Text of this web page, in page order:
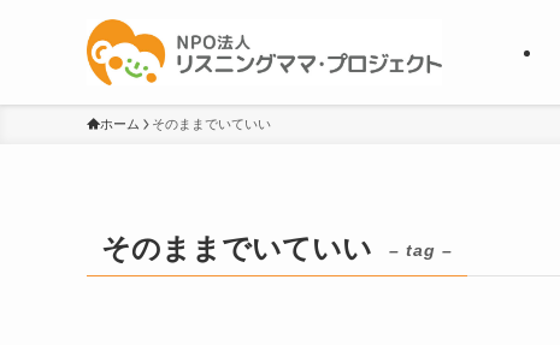
ホーム そのままでいていい
そのままでいていい – tag –